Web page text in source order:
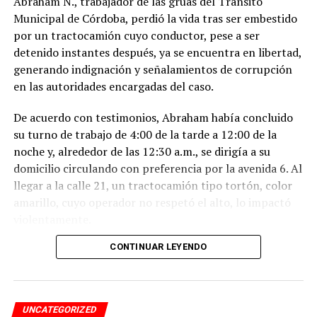
Municipal de Córdoba, perdió la vida tras ser embestido
por un tractocamión cuyo conductor, pese a ser
detenido instantes después, ya se encuentra en libertad,
generando indignación y señalamientos de corrupción
en las autoridades encargadas del caso.
De acuerdo con testimonios, Abraham había concluido
su turno de trabajo de 4:00 de la tarde a 12:00 de la
noche y, alrededor de las 12:30 a.m., se dirigía a su
domicilio circulando con preferencia por la avenida 6. Al
llegar a la calle 21, un tractocamión tipo tortón, color
amarillo, cuyo operador no respetó el alto, lo impactó
El conductor, identificado como Adán “N.”, de
fue interceptado por taxistas y jóvenes del Modelogar
en la avenida 12, entre calles 7 y 9, en la colonia Centro,
CONTINUAR LEYENDO
UNCATEGORIZED